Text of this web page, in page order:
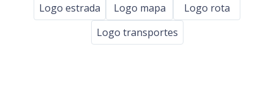
Logo estrada
Logo mapa
Logo rota
Logo transportes